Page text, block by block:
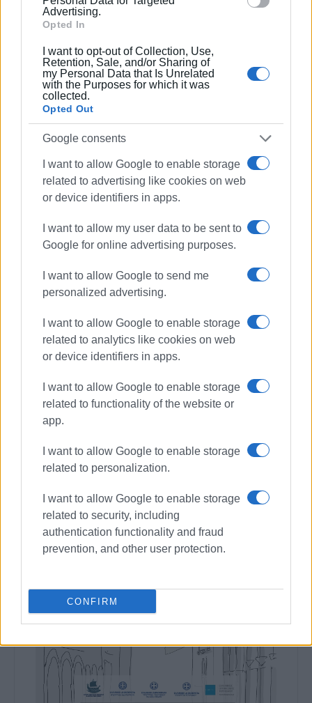
Advertising.
Opted In
I want to opt-out of Collection, Use,
Retention, Sale, and/or Sharing of
my Personal Data that Is Unrelated
with the Purposes for which it was
collected.
Opted Out
Google consents
I want to allow Google to enable storage
related to advertising like cookies on web
or device identifiers in apps.
I want to allow my user data to be sent to
Google for online advertising purposes.
I want to allow Google to send me
personalized advertising.
I want to allow Google to enable storage
related to analytics like cookies on web
or device identifiers in apps.
I want to allow Google to enable storage
related to functionality of the website or
app.
I want to allow Google to enable storage
related to personalization.
I want to allow Google to enable storage
related to security, including
authentication functionality and fraud
prevention, and other user protection.
CONFIRM
στις Διεθνείς Σχέσεις. Επιπλέον, είναι κάτοχος
Μεταπτυχιακού Τίτλου από το Πανεπιστήμιο του
Ακολουθήστε το enimerosi στο